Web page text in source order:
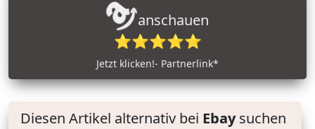
anschauen
⭐⭐⭐⭐⭐
Jetzt klicken!- Partnerlink*
Diesen Artikel alternativ bei Ebaysuchen